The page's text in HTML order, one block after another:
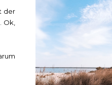
der
Ok,
Reisen -